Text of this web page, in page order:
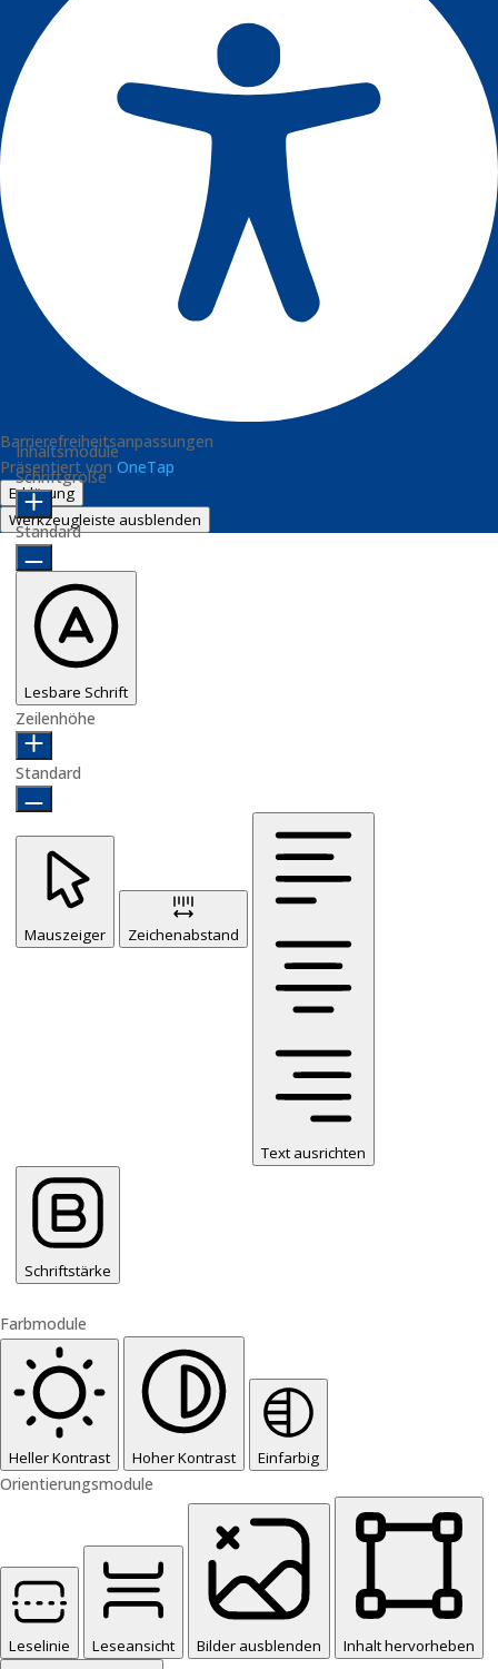
Barrierefreiheitsanpassungen
Präsentiert von OneTap
Erklärung
Werkzeugleiste ausblenden
Inhaltsmodule
Schriftgröße
Standard
Lesbare Schrift
Zeilenhöhe
Standard
Mauszeiger Zeichenabstand
Text ausrichten
Schriftstärke
Farbmodule
Heller Kontrast Hoher Kontrast Einfarbig
Orientierungsmodule
Leselinie Leseansicht Bilder ausblenden Inhalt hervorheben